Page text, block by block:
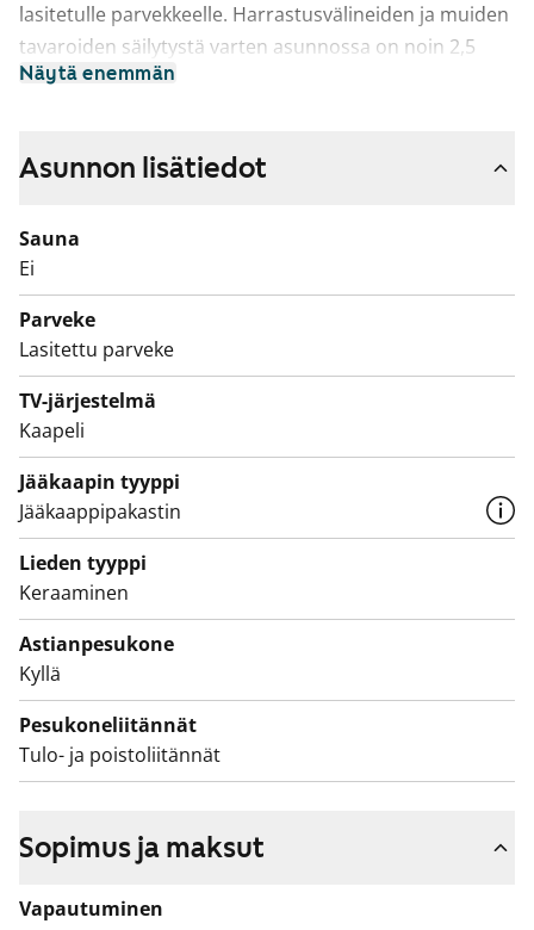
lasitetulle parvekkeelle. Harrastusvälineiden ja muiden
tavaroiden säilytystä varten asunnossa on noin 2,5
neliön varastotila. Kellaritiloissa tai vintillä ei ole
Asuintilojen lattiat ovat tammilaminaattia. Keittiön
alakaappien välinen tila on laatoitettu valkoisilla
laatoilla. Työtaso on lattian sävyyn sointuvaa tammen
sävyistä laminaattia. Varustukseen kuuluu keraaminen
liesi, astianpesukone ja kylmälaitteet. Kokonaan
laatoitettujen kylpyhuoneiden lattiat ovat rauhallisen
harmaat ja vaaleita seiniä elävöittää vaalean keltainen
tehosteseinä. Pesukoneelle ja kuivausrummulle on
tilavaraus.
Asunto ja koko talo pihoineen ovat savuttomia.
Asunnot ja koko talo pihoineen ovat savuttomia.
Asukasmäärään perustuva vesimaksu muuttuu
1.12.2024 alkaen vedenkulutukseen perustuvaan
vesimaksuun.
Näytä enemmän
Asunnon lisätiedot
Sauna
Ei
Parveke
Lasitettu parveke
TV-järjestelmä
Kaapeli
Jääkaapin tyyppi
Jääkaappipakastin
Lieden tyyppi
Keraaminen
Astianpesukone
Kyllä
Pesukoneliitännät
Tulo- ja poistoliitännät
Sopimus ja maksut
Vapautuminen